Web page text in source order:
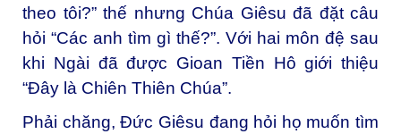
theo tôi?” thế nhưng Chúa Giêsu đã đặt câu
hỏi “Các anh tìm gì thế?”. Với hai môn đệ sau
khi Ngài đã được Gioan Tiền Hô giới thiệu
“Đây là Chiên Thiên Chúa”.
Phải chăng, Đức Giêsu đang hỏi họ muốn tìm